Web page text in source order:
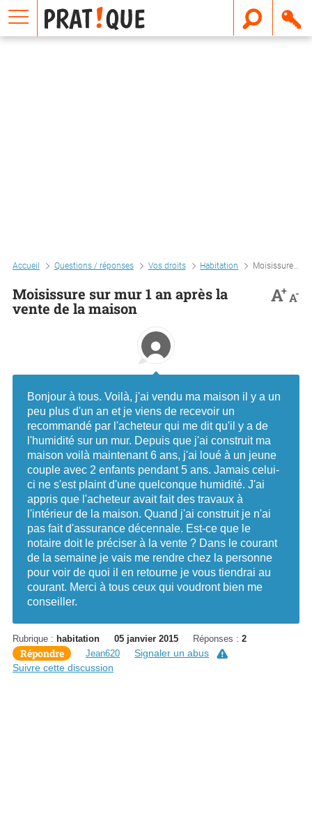
Accueil Questions / réponses Vos droits Habitation Moisissure sur mur 1 an après la vente de la maison
Moisissure sur mur 1 an après la
vente de la maison
A+A-
Bonjour à tous. Voilà, j'ai vendu ma maison il y a un
peu plus d'un an et je viens de recevoir un
recommandé par l'acheteur qui me dit qu'il y a de
l'humidité sur un mur. Depuis que j'ai construit ma
maison voilà maintenant 6 ans, j'ai loué à un jeune
couple avec 2 enfants pendant 5 ans. Jamais celui-
ci ne s'est plaint d'une quelconque humidité. J'ai
appris que l'acheteur avait fait des travaux à
l'intérieur de la maison. Quand j'ai construit je n'ai
pas fait d'assurance décennale. Est-ce que le
notaire doit le préciser à la vente ? Dans le courant
de la semaine je vais me rendre chez la personne
pour voir de quoi il en retourne je vous tiendrai au
courant. Merci à tous ceux qui voudront bien me
conseiller.
Rubrique : habitation 05 janvier 2015 Réponses : 2
Répondre Jean620
Signaler un abus
Suivre cette discussion
E
m
a